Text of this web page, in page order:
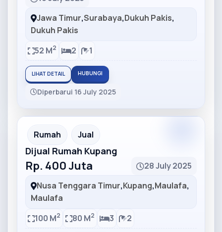
Jawa Timur,Surabaya,Dukuh Pakis,
Dukuh Pakis
52 M2 2 1
LIHAT DETAIL HUBUNGI
Diperbarui 16 July 2025
Partner Ad
Rumah Jual
Dijual Rumah Kupang
Rp. 400 Juta
28 July 2025
Nusa Tenggara Timur,Kupang,Maulafa,
Maulafa
100 M2 80 M2 3 2